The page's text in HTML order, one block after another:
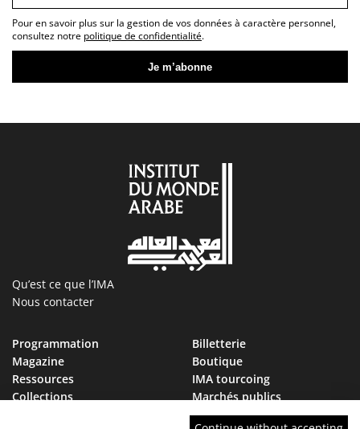
Pour en savoir plus sur la gestion de vos données à caractère personnel,
consultez notre politique de confidentialité.
Qu’est ce que l’IMA
Nous contacter
Programmation
Magazine
Ressources
Collections
Billetterie
Boutique
IMA tourcoing
Marchés publics
Nous rejoindre